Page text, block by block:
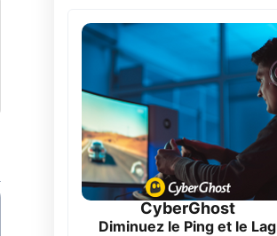
CyberGhost
Diminuez le Ping et le Lag